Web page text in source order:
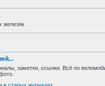
железяк
заметки, ссылки. Всё по